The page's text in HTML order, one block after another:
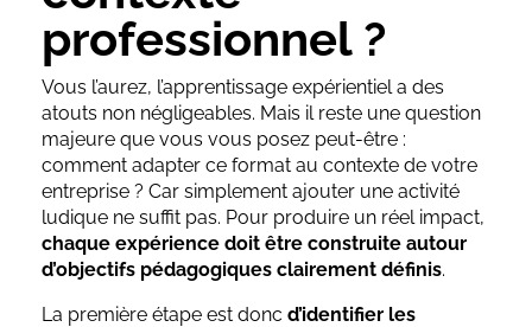
professionnel ?
Vous l’aurez, l’apprentissage expérientiel a des
atouts non négligeables. Mais il reste une question
majeure que vous vous posez peut-être :
comment adapter ce format au contexte de votre
entreprise ? Car simplement ajouter une activité
ludique ne suffit pas. Pour produire un réel impact,
chaque expérience doit être construite autour
d’objectifs pédagogiques clairement définis.
La première étape est donc d’identifier les